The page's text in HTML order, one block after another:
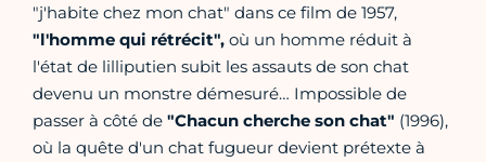
"j'habite chez mon chat" dans ce film de 1957,
"l'homme qui rétrécit", où un homme réduit à
l'état de lilliputien subit les assauts de son chat
devenu un monstre démesuré… Impossible de
passer à côté de "Chacun cherche son chat" (1996),
où la quête d'un chat fugueur devient prétexte à